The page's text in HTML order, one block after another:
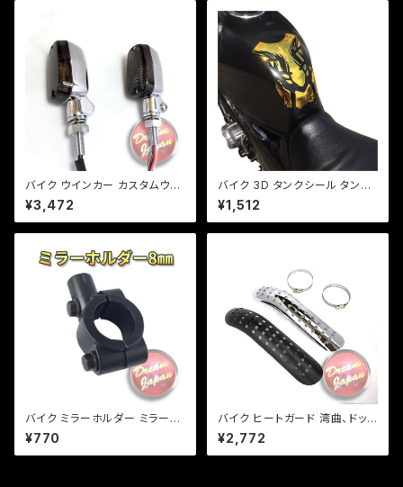
バイク ウインカー カスタムウイ
ンカー ver.1 【シルバー/スモー
クレンズ】 汎用 2個セット CB/X
JR/Z/ゼファー/バリオス/a254
¥3,472
バイク 3D タンクシール タンク
パット 汎用 金（3色あり） ソフト
エンブレム/ネイキッド/レプリカ/
タンク傷隠し/ZZR/CB/【クリッ
¥1,512
バイク ミラーホルダー ミラーク
ランプ マウント 8mm正ネジ用/
22.2mmハンドル/ブラック/エス
トレア/SR/TW/【クリックポス
¥770
バイク ヒートガード 湾曲、ドット
タイプ 【シルバー・ブラック】 マフ
ラー 火傷防止 カスタム マフラ
ーガード バンド取り付けサイズ
¥2,772